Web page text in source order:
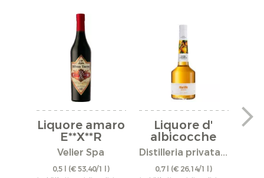
Liquore amaro
E**X**R
Velier Spa
0,5 l (€ 53,40/1 l)
Liquore d'
albicocche
Distilleria privata...
0,7 l (€ 26,14/1 l)